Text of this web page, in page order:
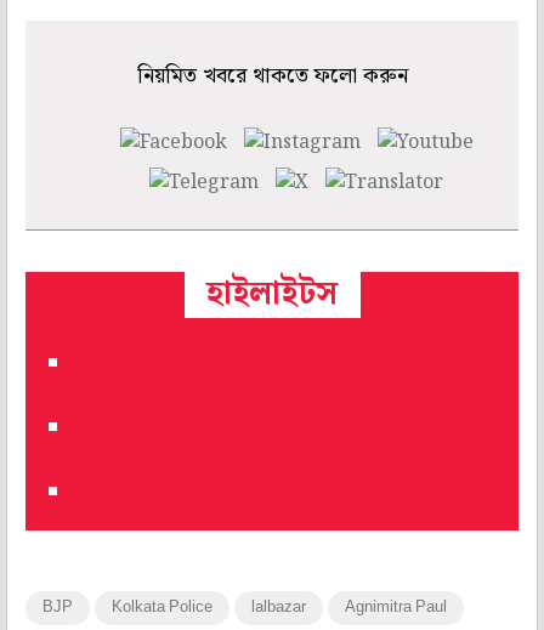
নিয়মিত খবরে থাকতে ফলো করুন
হাইলাইটস
BJP Kolkata Police lalbazar Agnimitra Paul